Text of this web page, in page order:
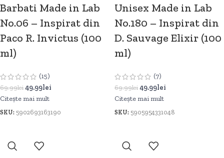
Barbati Made in Lab
No.06 – Inspirat din
Paco R. Invictus (100
ml)
(15)
69.99lei 49.99lei
Citește mai mult
SKU: 5902693163190
Unisex Made in Lab
No.180 – Inspirat din
D. Sauvage Elixir (100
ml)
(7)
69.99lei 49.99lei
Citește mai mult
SKU: 5905954331048